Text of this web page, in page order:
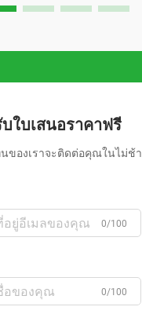
บใบเสนอราคาฟรี
ของเราจะติดต่อคุณในไม่ช้า
0/100
0/100